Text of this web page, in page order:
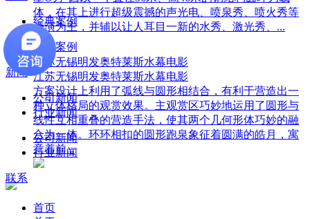
经典案例
经典案例
新闻
公司新闻
行业新闻
公司新闻
行业新闻
联系
体，在其上进行超级震撼的声光电、喷泉秀、喷火秀等
表演为主，并辅以让人耳目一新的水秀、激光秀、...
江苏无锡明发奥特莱斯水幕电影
江苏无锡明发奥特莱斯水幕电影
方案设计上利用了弧线与圆形相结合，有利于营造出一
种立体格局的观赏效果。主观赏区巧妙地运用了圆形与
线性互相重叠的营造手法，使其两个几何形体巧妙的融
合为一体。环环相扣的圆形跑泉象征着圆满的皓月，寓
意着前...
首页